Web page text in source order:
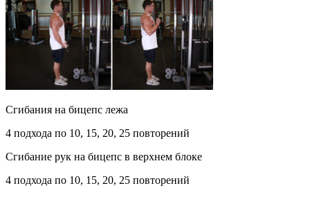
Сгибания на бицепс лежа
4 подхода по 10, 15, 20, 25 повторений
Сгибание рук на бицепс в верхнем блоке
4 подхода по 10, 15, 20, 25 повторений